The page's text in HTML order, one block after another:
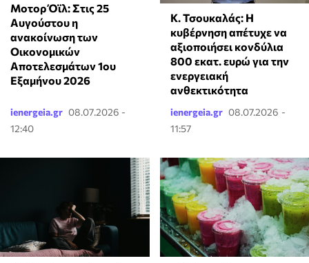
Μοτορ Όϊλ: Στις 25
Αυγούστου η
ανακοίνωση των
Οικονομικών
Αποτελεσμάτων 1ου
Εξαμήνου 2026
ienergeia.gr 08.07.2026 -
12:40
Κ. Τσουκαλάς: Η
κυβέρνηση απέτυχε να
αξιοποιήσει κονδύλια
800 εκατ. ευρώ για την
ενεργειακή
ανθεκτικότητα
ienergeia.gr 08.07.2026 -
11:57